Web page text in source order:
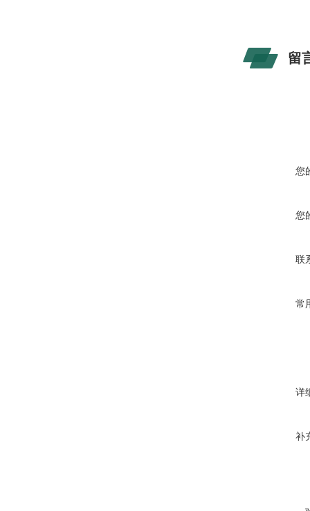
留
您
您
联
常
详
补